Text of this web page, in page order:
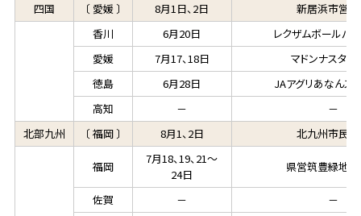
四国
〔 愛媛 〕 8月1日、2日
新居浜市営
香川
6月20日
レクザムボールパ
愛媛
7月17、18日
マドンナスタジ
徳島
6月28日
JAアグリあなんス
高知
－
－
北部九州
〔 福岡 〕 8月1、2日 北九州市民
福岡
7月18、19、21～
24日
県営筑豊緑地
佐賀 －
－